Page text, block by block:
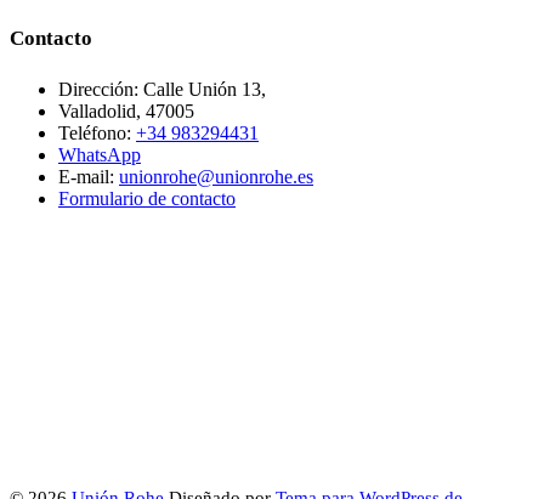
Contacto
Dirección: Calle Unión 13,
Valladolid, 47005
Teléfono: +34 983294431
WhatsApp
E-mail: unionrohe@unionrohe.es
Formulario de contacto